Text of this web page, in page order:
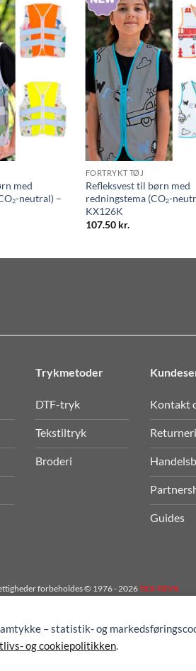
– statistik- og
og cookiepolitikken.
med
neutral) –
FORTRYKT TØJ
Refleksvest til børn med
redningstema (CO₂-
KX126K
107.50 kr.
Trykmetoder
DTF-tryk
Tekstiltryk
Broderi
Kontakt
Guides
forbeholdes © 1976 - 2026TEX-TRYK